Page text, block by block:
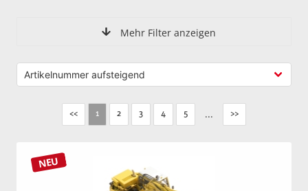
Mehr Filter anzeigen
<< 1 2 3 4 5 ... >>
NEU